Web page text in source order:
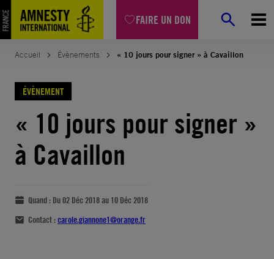
FAIRE UN DON
Accueil Évènements « 10 jours pour signer » à Cavaillon
ÉVÈNEMENT
« 10 jours pour signer »
à Cavaillon
Quand : Du 02 Déc 2018 au 10 Déc 2018
Contact :carole.giannone1@orange.fr